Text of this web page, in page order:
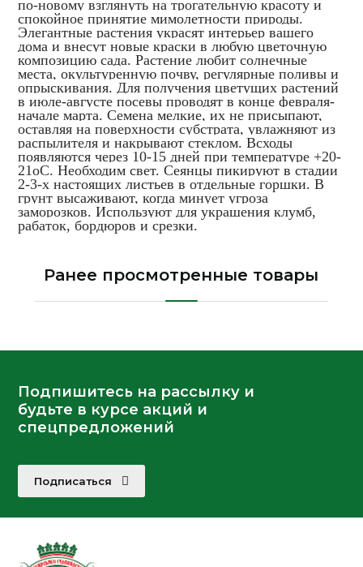
по-новому взглянуть на трогательную красоту и
спокойное принятие мимолетности природы.
Элегантные растения украсят интерьер вашего
дома и внесут новые краски в любую цветочную
композицию сада. Растение любит солнечные
места, окультуренную почву, регулярные поливы и
опрыскивания. Для получения цветущих растений
в июле-августе посевы проводят в конце февраля-
начале марта. Семена мелкие, их не присыпают,
оставляя на поверхности субстрата, увлажняют из
распылителя и накрывают стеклом. Всходы
появляются через 10-15 дней при температуре +20-
21оС. Необходим свет. Сеянцы пикируют в стадии
2-3-х настоящих листьев в отдельные горшки. В
грунт высаживают, когда минует угроза
заморозков. Используют для украшения клумб,
рабаток, бордюров и срезки.
Ранее просмотренные товары
Подпишитесь на рассылку и
будьте в курсе акций и
спецпредложений
Подписаться